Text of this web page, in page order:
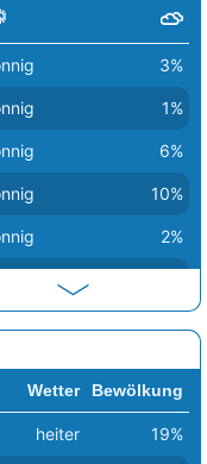
3%
1%
6%
10%
2%
4%
6%
Wetter Bewölkung
heiter 19%